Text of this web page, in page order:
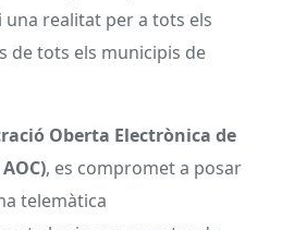
realitat per a tots els
de tots els municipis de
Oberta Electrònica de
, es compromet a posar
telemàtica